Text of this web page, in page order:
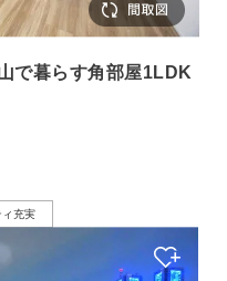
で暮らす角部屋1LDK
ィ充実